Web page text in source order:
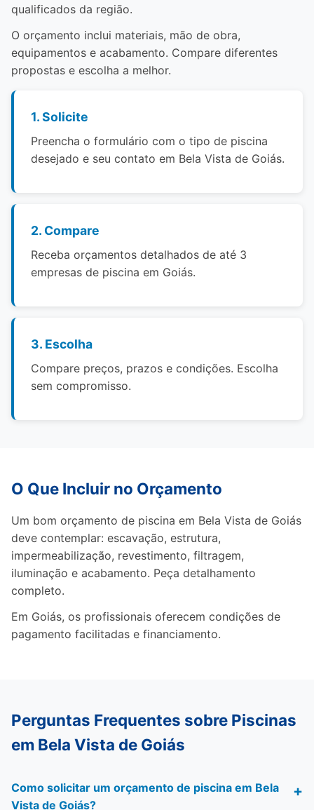
qualificados da região.
O orçamento inclui materiais, mão de obra,
equipamentos e acabamento. Compare diferentes
propostas e escolha a melhor.
1. Solicite
Preencha o formulário com o tipo de piscina
desejado e seu contato em Bela Vista de Goiás.
2. Compare
Receba orçamentos detalhados de até 3
empresas de piscina em Goiás.
3. Escolha
Compare preços, prazos e condições. Escolha
sem compromisso.
O Que Incluir no Orçamento
Um bom orçamento de piscina em Bela Vista de Goiás
deve contemplar: escavação, estrutura,
impermeabilização, revestimento, filtragem,
iluminação e acabamento. Peça detalhamento
completo.
Em Goiás, os profissionais oferecem condições de
pagamento facilitadas e financiamento.
Perguntas Frequentes sobre Piscinas
em Bela Vista de Goiás
Como solicitar um orçamento de piscina em Bela
Vista de Goiás?